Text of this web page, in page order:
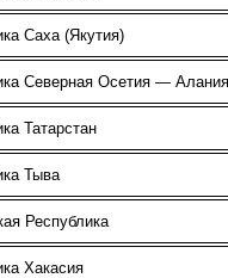
Саха (Якутия)
Северная Осетия — Алания
Татарстан
Тыва
Республика
Хакасия